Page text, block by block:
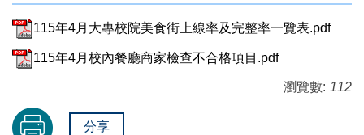
115年4月大專校院美食街上線率及完整率一覽表.pdf
115年4月校內餐廳商家檢查不合格項目.pdf
瀏覽數: 112
分享